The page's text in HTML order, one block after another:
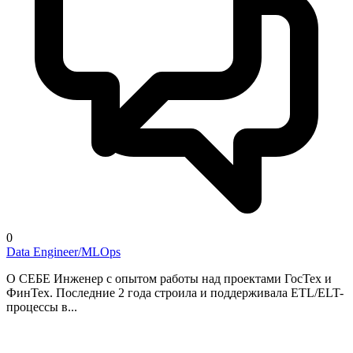
0
Data Engineer/MLOps
О СЕБЕ Инженер с опытом работы над проектами ГосТех и
ФинТех. Последние 2 года строила и поддерживала ETL/ELT-
процессы в...